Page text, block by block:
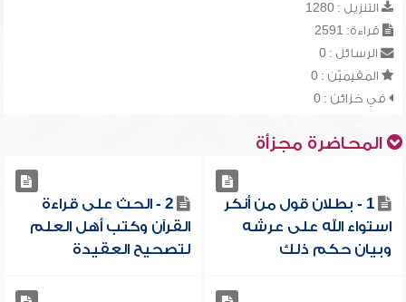
التنزيل : 1280
قراءة: 2591
الرسائل : 0
المقيميّن : 0
في خزائن : 0
المحاضرة مجزأة
1 - بطلان قول من أنكر
استواء الله على عرشه
وبيان حكم ذلك
2 - الحث على قراءة
القرآن وكتب أهل العلم
لتصحيح العقيدة